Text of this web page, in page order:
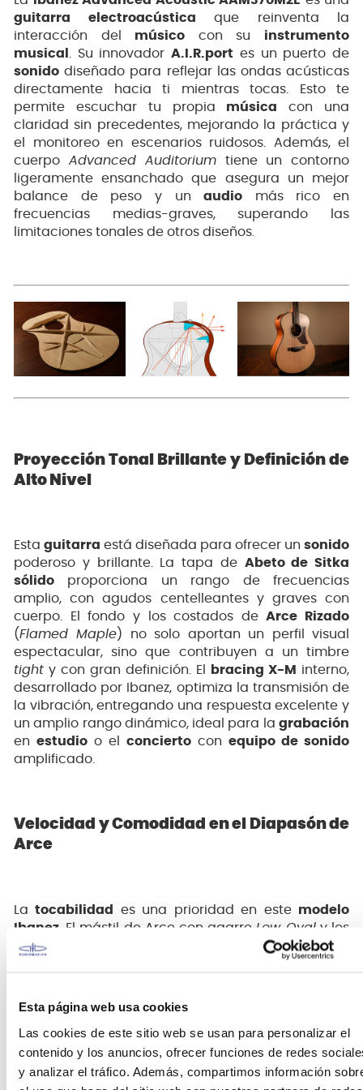
Esta página web usa cookies
Las cookies de este sitio web se usan para personalizar el
contenido y los anuncios, ofrecer funciones de redes
y analizar el tráfico. Además, compartimos información
guitarra electroacústica que reinventa la
interacción del músico con su instrumento
musical . Su innovadorA.I.R.port es un puerto de
sonido diseñado para reflejar las ondas acústicas
directamente hacia ti mientras tocas. Esto te
permite escuchar tu propia música con una
claridad sin precedentes, mejorando la práctica y
el monitoreo en escenarios ruidosos. Además, el
cuerpo Advanced Auditorium tiene un contorno
ligeramente ensanchado que asegura un mejor
balance de peso y unaudio más rico en
frecuencias medias-graves, superando las
limitaciones tonales de otros diseños.
Proyección Tonal Brillante y Definición de
Alto Nivel
Esta guitarra está diseñada para ofrecer un sonido
poderoso y brillante. La tapa de Abeto de Sitka
sólido proporciona un rango de frecuencias
amplio, con agudos centelleantes y graves con
cuerpo. El fondo y los costados deArce Rizado
(Flamed Maple) no solo aportan un perfil visual
espectacular, sino que contribuyen a un timbre
tight y con gran definición. El bracing X-M
interno,
desarrollado por Ibanez, optimiza la transmisión de
la vibración, entregando una respuesta excelente y
un amplio rango dinámico, ideal para la grabación
en estudio o el concierto con equipo de sonido
amplificado.
Velocidad y Comodidad en el Diapasón de
Arce
Latocabilidad es una prioridad en este modelo
Ibanez . El mástil de Arce con agarre Low Ovaly los
bordes del diapasón redondeados (Rounded
strumming y la
Maple) es una elección distintiva que ofrece
agudos nítidos y medios superiores potentes,
permitiendo que tumúsicatenga una claridad y
un ataque definidos en lamezcla. Además, el
diseño cónico de la pala (Functional Tapered